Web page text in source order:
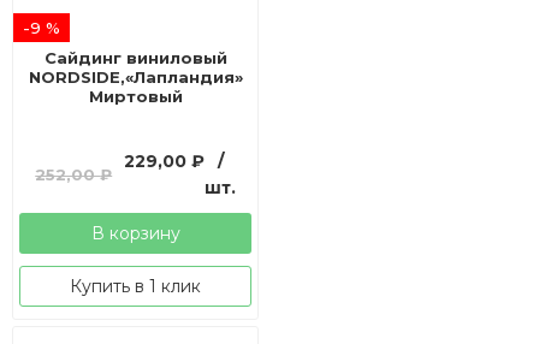
-9 %
Сайдинг виниловый
NORDSIDE,«Лапландия»
Миртовый
252,00₽
Первоначальная
составляла
252,00 ₽.
229,00₽
Текущая
229,00 ₽.
/
шт.
В корзину
Купить в 1 клик